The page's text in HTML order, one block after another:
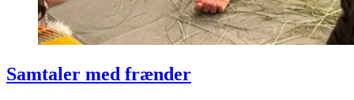
Samtaler med frænder